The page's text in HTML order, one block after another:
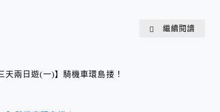
繼續閱讀
兩日遊(一)】騎機車環島搂！